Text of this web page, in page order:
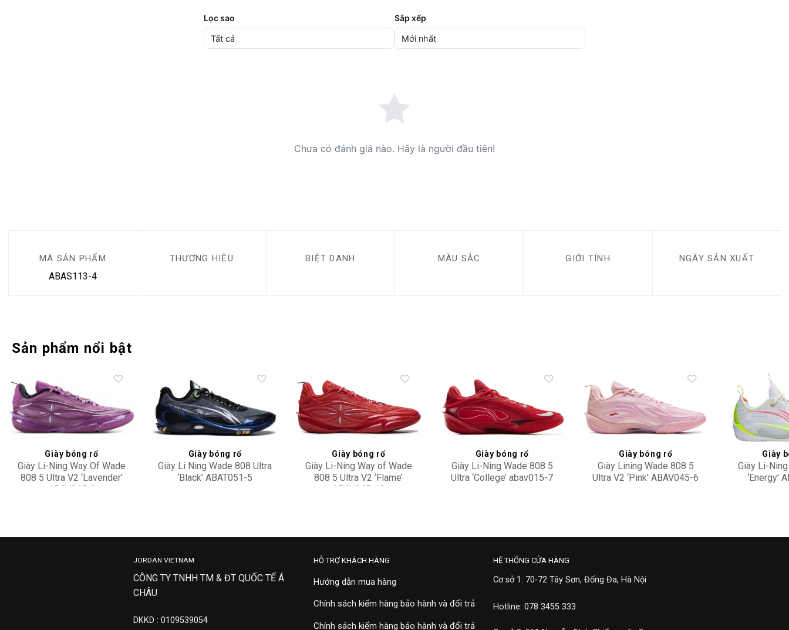
Lọc sao Sắp xếp
Chưa có đánh giá nào. Hãy là người đầu tiên!
MÃ SẢN PHẨM
ABAS113-4
THƯƠNG HIỆU BIỆT DANH MÀU SẮC GIỚI TÍNH NGÀY SẢN XUẤT
Sản phẩm nổi bật
Add to
wishlist
Giày bóng rổ
Giày Li-Ning Way Of Wade
808 5 Ultra V2 ‘Lavender’
ABAV045-8
Add to
wishlist
Giày bóng rổ
Giày Li Ning Wade 808 Ultra
‘Black’ ABAT051-5
Add to
wishlist
Giày bóng rổ
Giày Li-Ning Way of Wade
808 5 Ultra V2 ‘Flame’
ABAV045-12
Add to
wishlist
Giày bóng rổ
Giày Li-Ning Wade 808 5
Ultra ‘College’ abav015-7
Add to
wishlist
Giày bóng rổ
Giày Lining Wade 808 5
Ultra V2 ‘Pink’ ABAV045-6
Giày
Giày Li-
‘Energy’
JORDAN VIETNAM
CÔNG TY TNHH TM & ĐT QUỐC TẾ Á
CHÂU
DKKD : 0109539054
HỖ TRỢ KHÁCH HÀNG
Hướng dẫn mua hàng
Chính sách kiểm hàng bảo hành và đổi trả
Chính sách kiểm hàng bảo hành và đổi trả
HỆ THỐNG CỬA HÀNG
Cơ sở 1: 70-72 Tây Sơn, Đống Đa, Hà Nội
Hotline: 078 3455 333